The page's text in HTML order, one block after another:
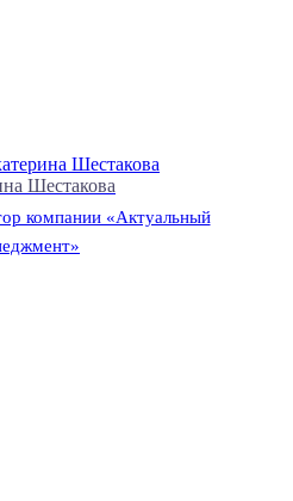
Шестакова
компании «Актуальный